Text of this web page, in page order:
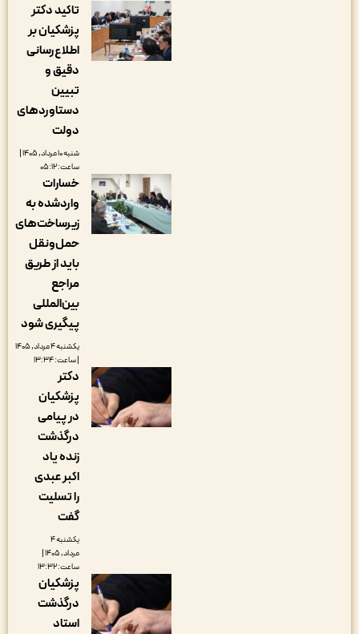
تاکید دکتر
پزشکیان بر
اطلاع‌رسانی
دستاوردهای
شنبه ۱۰ مرداد, ۱۴۰۵ |
خسارات
واردشده به
زیرساخت‌های
حمل‌ونقل
باید از طریق
بین‌المللی
پیگیری شود
یکشنبه ۴ مرداد, ۱۴۰۵
دکتر
پزشکیان
در پیامی
درگذشت
زنده یاد
اکبر عبدی
را تسلیت
مرداد, ۱۴۰۵ |
پزشکیان
درگذشت
استاد